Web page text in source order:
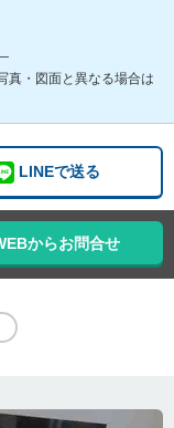
真・図面と異なる場合は
LINEで送る
からお問合せ